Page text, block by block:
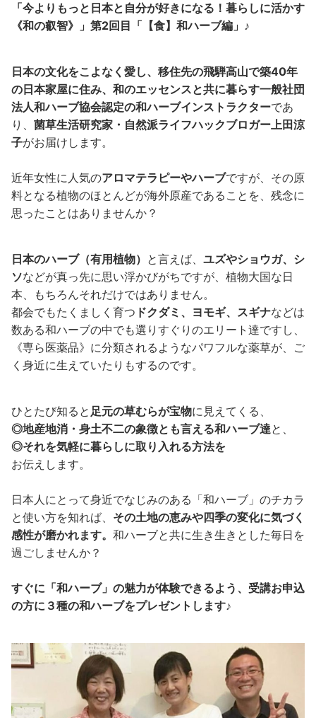
「今よりもっと日本と自分が好きになる！暮らしに活かす
《和の叡智》」第2回目「【食】和ハーブ編」♪
日本の文化をこよなく愛し、移住先の飛騨高山で築40年
の日本家屋に住み、和のエッセンスと共に暮らす一般社団
法人和ハーブ協会認定の和ハーブインストラクターであ
り、 菌草生活研究家・自然派ライフハックブロガー上田涼
子がお届けします。
近年女性に人気のアロマテラピーやハーブですが、その原
料となる植物のほとんどが海外原産であることを、残念に
思ったことはありませんか？
日本のハーブ（有用植物） と言えば、 ユズやショウガ、シ
ソなどが真っ先に思い浮かびがちですが、植物大国な日
本、もちろんそれだけではありません。
都会でもたくましく育つ ドクダミ、ヨモギ、スギナなどは
数ある和ハーブの中でも選りすぐりのエリート達ですし、
《専ら医薬品》に分類されるようなパワフルな薬草が、ご
く身近に生えていたりもするのです。
ひとたび知ると 足元の草むらが宝物に見えてくる、
◎地産地消・身土不二の象徴とも言える和ハーブ達と、
◎それを気軽に暮らしに取り入れる方法を
お伝えします。
日本人にとって身近でなじみのある「和ハーブ」のチカラ
と使い方を知れば、 その土地の恵みや四季の変化に気づく
感性が磨かれます。 和ハーブと共に生き生きとした毎日を
過ごしませんか？
すぐに「和ハーブ」の魅力が体験できるよう、受講お申込
の方に３種の和ハーブをプレゼントします♪